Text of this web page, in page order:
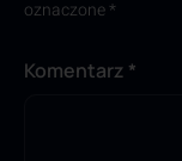
oznaczone*
Komentarz *